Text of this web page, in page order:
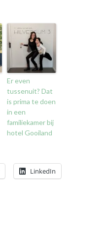
Er even
tussenuit? Dat
is prima te doen
in een
familiekamer bij
hotel Gooiland
LinkedIn